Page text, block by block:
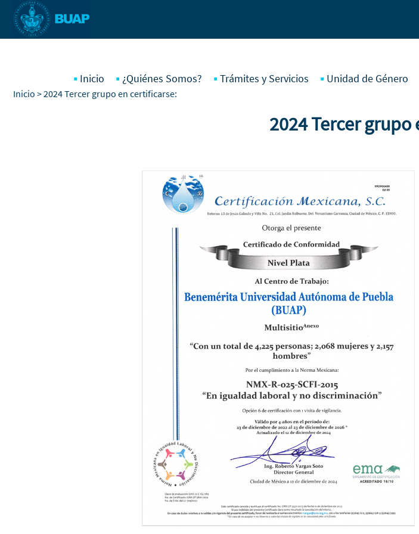
Pasar al contenido principal
Inicio ¿Quiénes Somos? Trámites y Servicios Unidad de Género
Inicio > 2024 Tercer grupo en certificarse:
2024 Tercer